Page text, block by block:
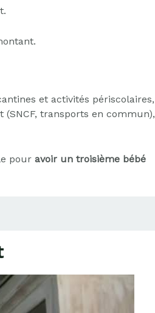
et activités périscolaires,
transports en commun),
pour avoir un troisième bébé